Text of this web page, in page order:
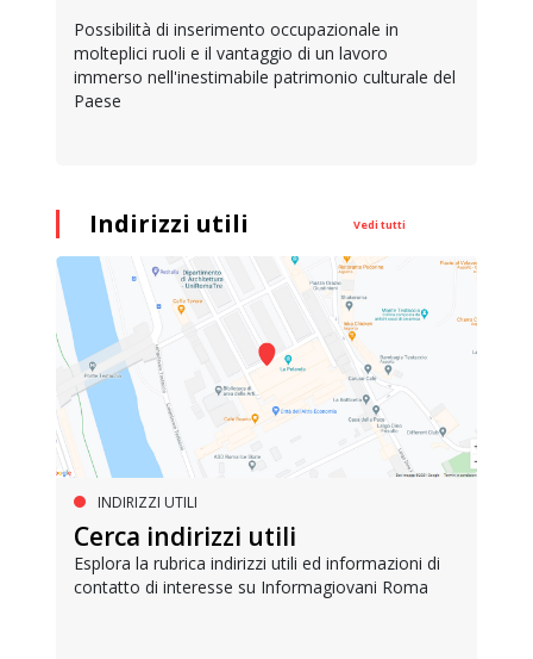
Possibilità di inserimento occupazionale in
molteplici ruoli e il vantaggio di un lavoro
immerso nell'inestimabile patrimonio culturale del
Paese
Indirizzi utili Vedi tutti
INDIRIZZI UTILI
Cerca indirizzi utili
Esplora la rubrica indirizzi utili ed informazioni di
contatto di interesse su Informagiovani Roma